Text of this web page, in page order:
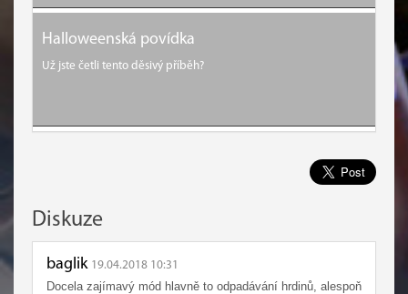
Halloweenská povídka
Už jste četli tento děsivý příběh?
Diskuze
baglik 19.04.2018 10:31
Docela zajímavý mód hlavně to odpadávání hrdinů, alespoň